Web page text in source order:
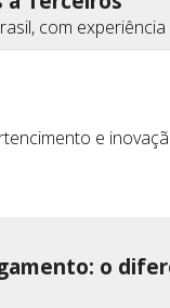
com
e
o